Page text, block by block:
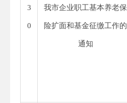
3
0
我市企业职工基本养老保
险扩面和基金征缴工作的
通知